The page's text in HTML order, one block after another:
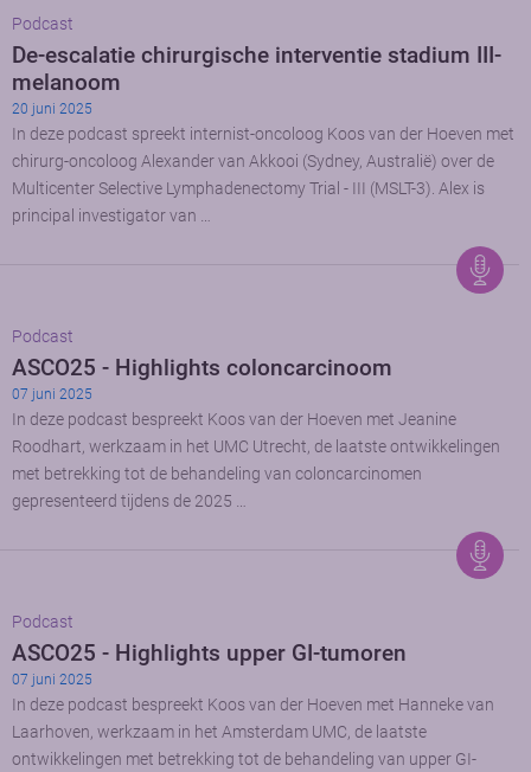
Podcast
De-escalatie chirurgische interventie stadium III-
melanoom
20 juni 2025
In deze podcast spreekt internist-oncoloog Koos van der Hoeven met
chirurg-oncoloog Alexander van Akkooi (Sydney, Australië) over de
Multicenter Selective Lymphadenectomy Trial - III (MSLT-3). Alex is
principal investigator van …
Podcast
ASCO25 - Highlights coloncarcinoom
07 juni 2025
In deze podcast bespreekt Koos van der Hoeven met Jeanine
Roodhart, werkzaam in het UMC Utrecht, de laatste ontwikkelingen
met betrekking tot de behandeling van coloncarcinomen
gepresenteerd tijdens de 2025 …
Podcast
ASCO25 - Highlights upper GI-tumoren
07 juni 2025
In deze podcast bespreekt Koos van der Hoeven met Hanneke van
Laarhoven, werkzaam in het Amsterdam UMC, de laatste
ontwikkelingen met betrekking tot de behandeling van upper GI-